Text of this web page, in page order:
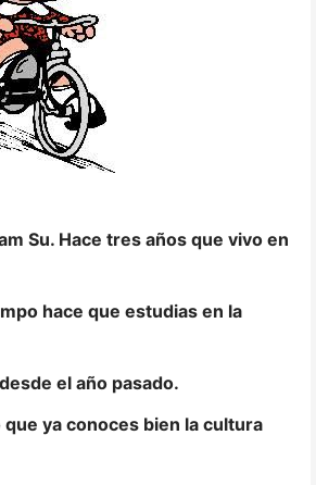
Su. Hace tres años que vivo en
hace que estudias en la
el año pasado.
ya conoces bien la cultura